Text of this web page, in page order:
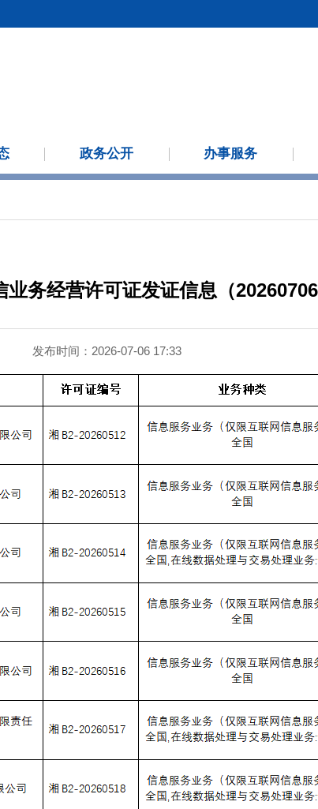
政务公开 办事服务
务经营许可证发证信息（20260706
发布时间：2026-07-06 17:33